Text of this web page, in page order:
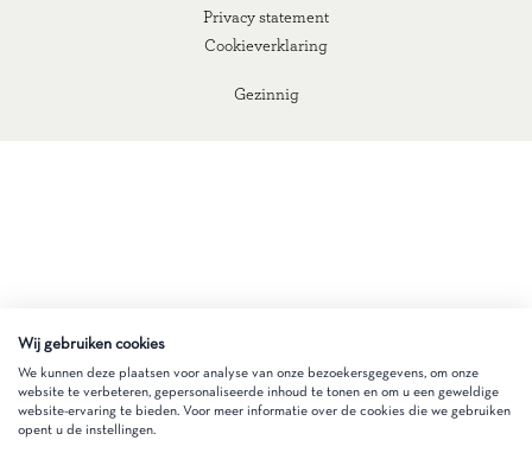
Gezinnig
Privacy statement
Cookieverklaring
Wij gebruiken cookies
We kunnen deze plaatsen voor analyse van onze bezoekersgegevens, om onze
website te verbeteren, gepersonaliseerde inhoud te tonen en om u een geweldige
website-ervaring te bieden. Voor meer informatie over de cookies die we gebruiken
opent u de instellingen.